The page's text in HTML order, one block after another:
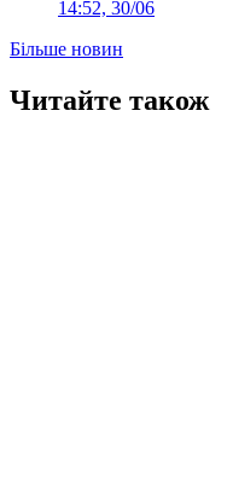
14:52, 30/06
Більше новин
Читайте також